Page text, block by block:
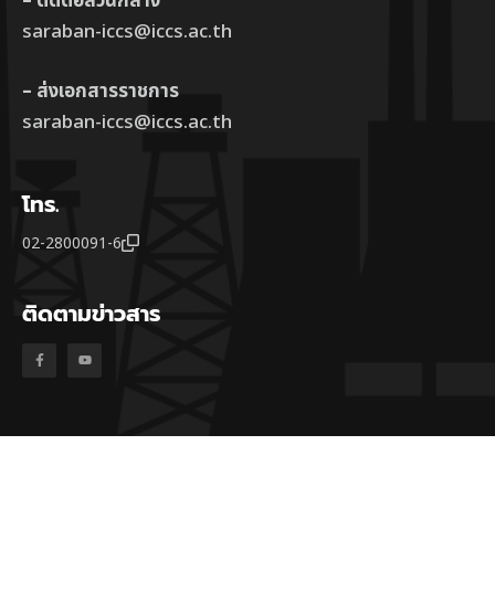
saraban-iccs@iccs.ac.th
– ส่งเอกสารราชการ
saraban-iccs@iccs.ac.th
โทร.
02-2800091-6
ติดตามข่าวสาร